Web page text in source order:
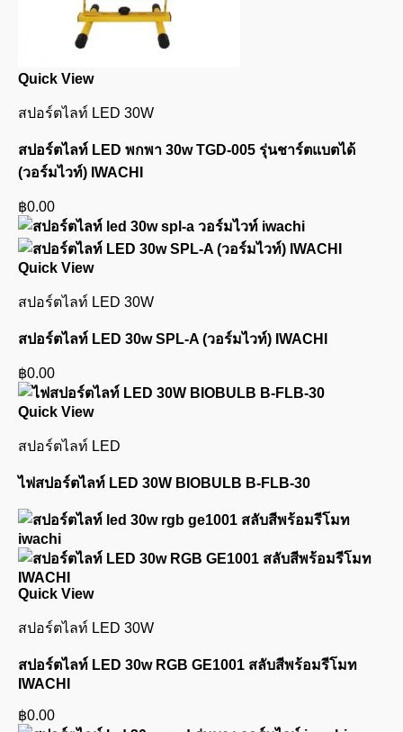
Quick View
สปอร์ตไลท์ LED 30W
สปอร์ตไลท์ LED พกพา 30w TGD-005 รุ่นชาร์ตแบตได้
(วอร์มไวท์) IWACHI
฿0.00
Quick View
สปอร์ตไลท์ LED 30W
สปอร์ตไลท์ LED 30w SPL-A (วอร์มไวท์) IWACHI
฿0.00
Quick View
สปอร์ตไลท์ LED
ไฟสปอร์ตไลท์ LED 30W BIOBULB B-FLB-30
Quick View
สปอร์ตไลท์ LED 30W
สปอร์ตไลท์ LED 30w RGB GE1001 สลับสีพร้อมรีโมท
IWACHI
฿0.00